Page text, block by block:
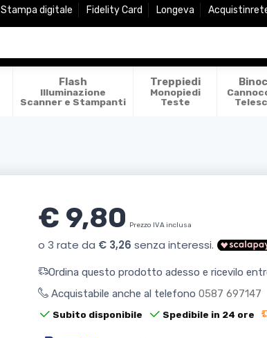
Stampa digitale Fidelity Card Longeva
Flash
Illuminazione
Scanner e Stampanti
Treppiedi
Monopiedi
Teste
€ 9,80 Prezzo IVA inclusa
Ordina questo prodotto adesso e ricevilo
Acquistabile anche al telefono 0587 697147
Subito disponibile Spedibile in 24 ore